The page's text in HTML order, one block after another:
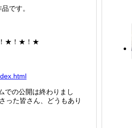
です。
！★！★！★
html
での公開は終わりまし
った皆さん、どうもあり